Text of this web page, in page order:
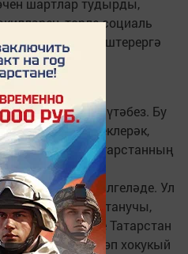
шартлар тудырды,
төрле социаль
ияләрен берләштерергә
да билгеләп үтәбез. Бу
тагын да истәлеклерәк,
чиратта, Татарстанның
федератив
урынын билгеләде. Ул
һәм ирекләрен танучы,
күпмилләтле Татарстан
исәпкә алучы төп хокукый